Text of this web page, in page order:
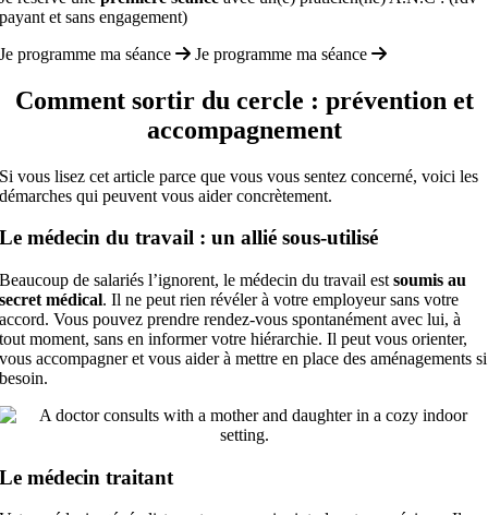
payant et sans engagement)
Je programme ma séance
Je programme ma séance
Comment sortir du cercle : prévention et
accompagnement
Si vous lisez cet article parce que vous vous sentez concerné, voici les
démarches qui peuvent vous aider concrètement.
Le médecin du travail : un allié sous-utilisé
Beaucoup de salariés l’ignorent, le médecin du travail estsoumis au
secret médical. Il ne peut rien révéler à votre employeur sans votre
accord. Vous pouvez prendre rendez-vous spontanément avec lui, à
tout moment, sans en informer votre hiérarchie. Il peut vous orienter,
vous accompagner et vous aider à mettre en place des aménagements si
besoin.
Le médecin traitant